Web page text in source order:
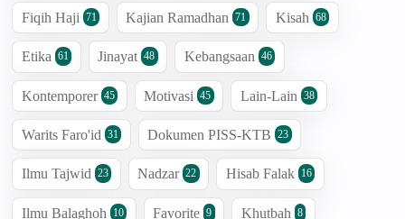
Fiqih Haji 71 Kajian Ramadhan 71 Kisah 68
Etika 61 Jinayat 48 Kebangsaan 46
Kontemporer 45 Motivasi 45 Lain-Lain 38
Warits Faro'id 31 Dokumen PISS-KTB 23
Ilmu Tajwid 23 Nadzar 22 Hisab Falak 16
Ilmu Balaghoh 10 Favorite 9 Khutbah 8